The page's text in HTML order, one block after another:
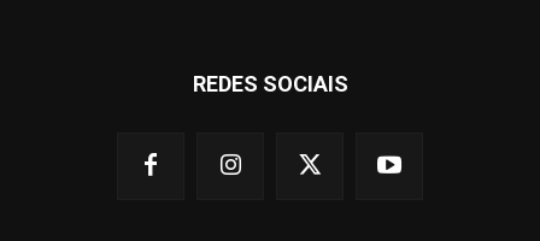
REDES SOCIAIS